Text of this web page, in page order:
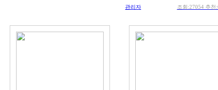
관리자 조회:27054 추천